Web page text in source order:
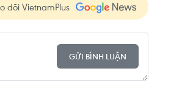
dõi VietnamPlus
GỬI BÌNH LUẬN